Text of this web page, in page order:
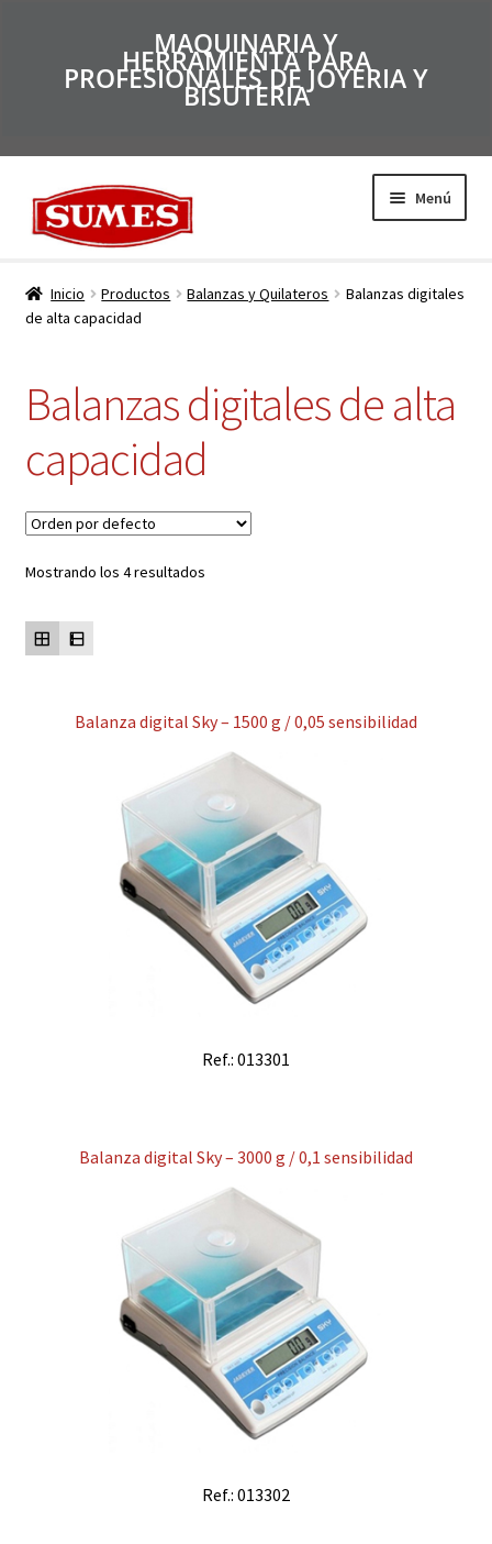
MAQUINARIA Y
HERRAMIENTA PARA
PROFESIONALES DE JOYERIA Y
BISUTERIA
Menú
Productos
Catálogos
Contacto
Inicio Productos Balanzas y Quilateros
Balanzas digitales
de alta capacidad
Balanzas digitales de alta
capacidad
Mostrando los 4 resultados
Balanza digital Sky – 1500 g / 0,05 sensibilidad
Ref.: 013301
Balanza digital Sky – 3000 g / 0,1 sensibilidad
Ref.: 013302